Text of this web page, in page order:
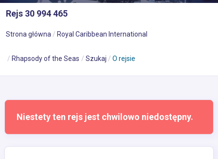
Rejs 30 994 465
Strona główna Royal Caribbean International
Rhapsody of the Seas Szukaj O rejsie
Niestety ten rejs jest chwilowo niedostępny.